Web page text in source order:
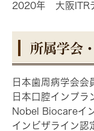
2020年 大阪ITR
所属学会
日本歯周病学会会
日本口腔インプラ
Nobel Biocareイ
インビザライン認